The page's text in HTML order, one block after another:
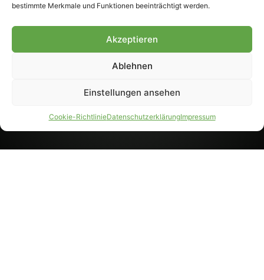
bestimmte Merkmale und Funktionen beeinträchtigt werden.
Akzeptieren
Ablehnen
Einstellungen ansehen
Cookie-RichtlinieDatenschutzerklärungImpressum
Nationalbibliothek (ISSN 1868-
Weiterverarbeitung, auch
Genehmigung.
PARTNER WERDEN
AGB